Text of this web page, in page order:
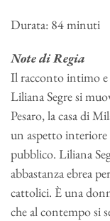
Durata: 84 minuti
Note di Regia
Il racconto intimo e
Liliana Segre si
Pesaro, la casa di
un aspetto interiore
pubblico. Liliana
abbastanza ebrea
cattolici. È una
che al contempo si